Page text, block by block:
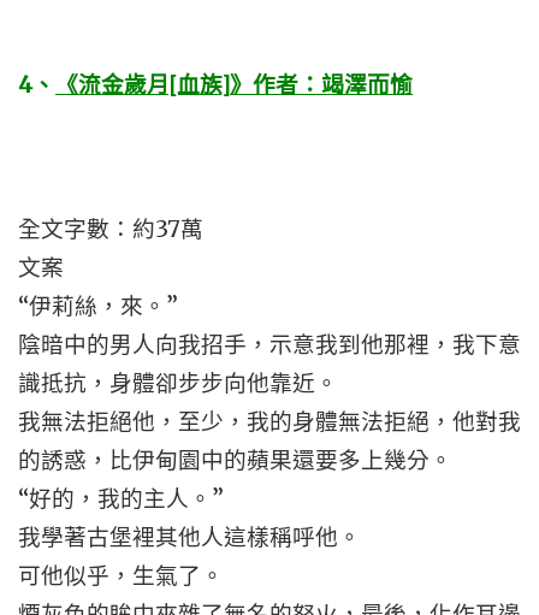
4、 《流金歲月[血族]》作者：竭澤而愉
全文字數：約37萬
文案
“伊莉絲，來。”
陰暗中的男人向我招手，示意我到他那裡，我下意
識抵抗，身體卻步步向他靠近。
我無法拒絕他，至少，我的身體無法拒絕，他對我
的誘惑，比伊甸園中的蘋果還要多上幾分。
“好的，我的主人。”
我學著古堡裡其他人這樣稱呼他。
可他似乎，生氣了。